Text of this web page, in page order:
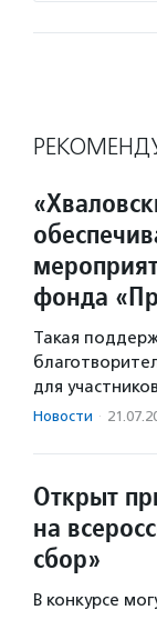
фонда
Такая
для
Новости ·
Открыт
на
сбор»
В конкурсе